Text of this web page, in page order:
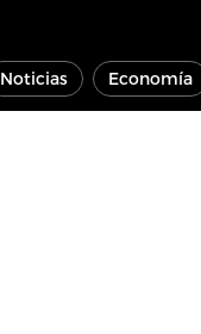
Noticias Economía